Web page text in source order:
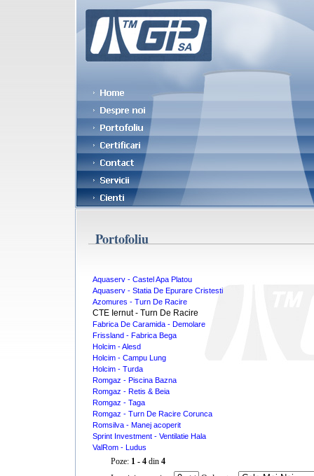
Portofoliu
Aquaserv - Castel Apa Platou
Aquaserv - Statia De Epurare Cristesti
Azomures - Turn De Racire
CTE Iernut - Turn De Racire
Fabrica De Caramida - Demolare
Frissland - Fabrica Bega
Holcim - Alesd
Holcim - Campu Lung
Holcim - Turda
Romgaz - Piscina Bazna
Romgaz - Retis & Beia
Romgaz - Taga
Romgaz - Turn De Racire Corunca
Romsilva - Manej acoperit
Sprint Investment - Ventilatie Hala
ValRom - Ludus
Poze: 1 - 4din 4